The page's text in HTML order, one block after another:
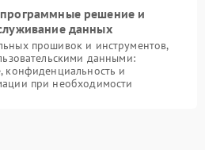
решение и
данных
прошивок и инструментов,
данными:
конфиденциальность и
при необходимости